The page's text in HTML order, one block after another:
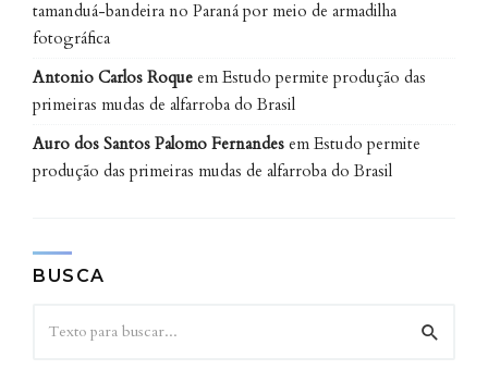
tamanduá-bandeira no Paraná por meio de armadilha
fotográfica
Antonio Carlos Roque em Estudo permite produção das
primeiras mudas de alfarroba do Brasil
Auro dos Santos Palomo Fernandes em Estudo permite
produção das primeiras mudas de alfarroba do Brasil
BUSCA